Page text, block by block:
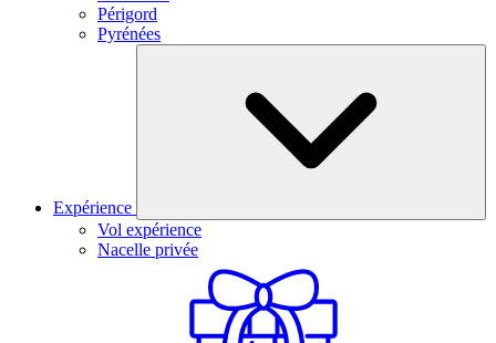
Périgord
Pyrénées
Expérience
Vol expérience
Nacelle privée